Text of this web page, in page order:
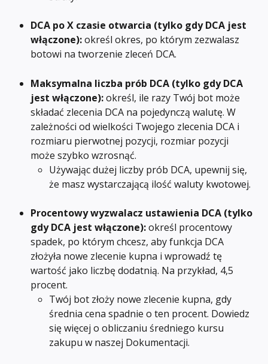
DCA po X czasie otwarcia (tylko gdy DCA jest
włączone): określ okres, po którym zezwalasz
botowi na tworzenie zleceń DCA.
Maksymalna liczba prób DCA (tylko gdy DCA
jest włączone): określ, ile razy Twój bot może
składać zlecenia DCA na pojedynczą walutę. W
zależności od wielkości Twojego zlecenia DCA i
rozmiaru pierwotnej pozycji, rozmiar pozycji
może szybko wzrosnąć.
Używając dużej liczby prób DCA, upewnij się,
że masz wystarczającą ilość waluty kwotowej.
Procentowy wyzwalacz ustawienia DCA (tylko
gdy DCA jest włączone): określ procentowy
spadek, po którym chcesz, aby funkcja DCA
złożyła nowe zlecenie kupna i wprowadź tę
wartość jako liczbę dodatnią. Na przykład, 4,5
procent.
Twój bot złoży nowe zlecenie kupna, gdy
średnia cena spadnie o ten procent. Dowiedz
się więcej o obliczaniu średniego kursu
zakupu w naszej Dokumentacji.